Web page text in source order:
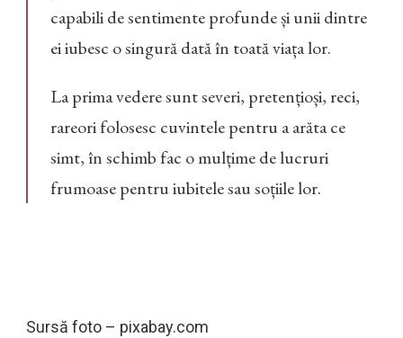
capabili de sentimente profunde și unii dintre
ei iubesc o singură dată în toată viața lor.
La prima vedere sunt severi, pretențioși, reci,
rareori folosesc cuvintele pentru a arăta ce
simt, în schimb fac o mulțime de lucruri
frumoase pentru iubitele sau soțiile lor.
Sursă foto – pixabay.com